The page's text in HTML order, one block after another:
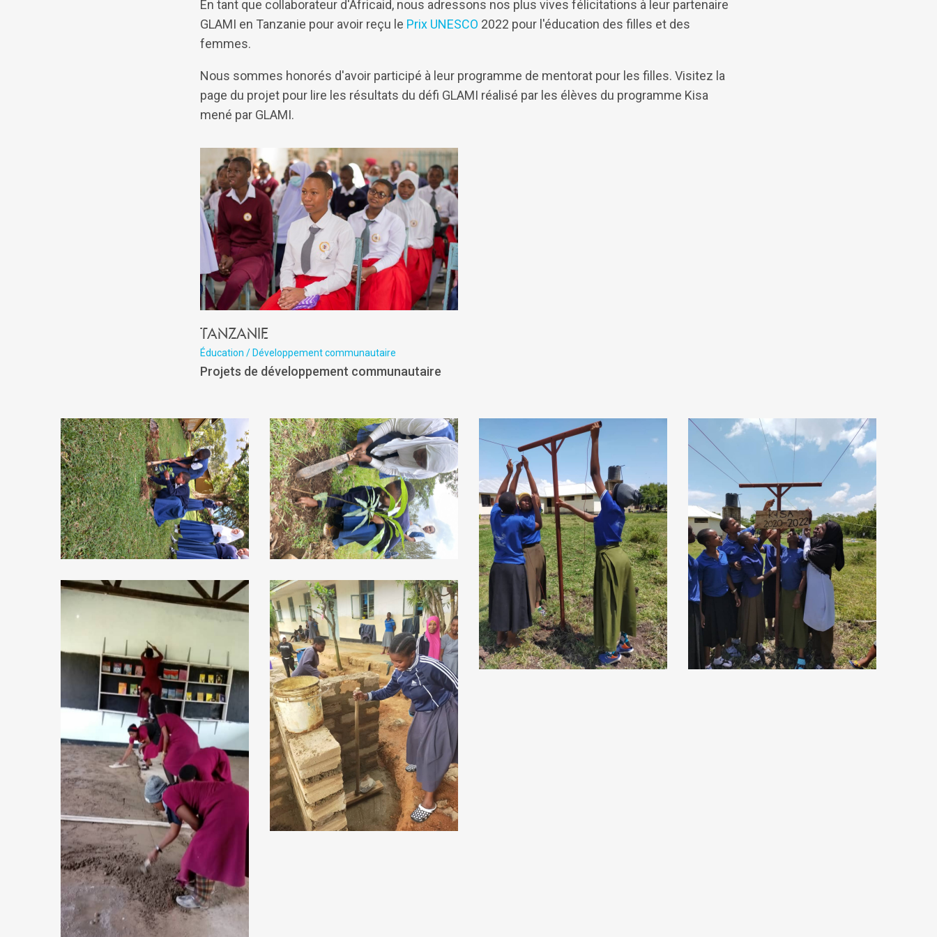
En tant que collaborateur d'Africaid, nous adressons nos plus vives félicitations à leur partenaire
GLAMI en Tanzanie pour avoir reçu le Prix UNESCO 2022 pour l'éducation des filles et des
femmes.
Nous sommes honorés d'avoir participé à leur programme de mentorat pour les filles. Visitez la
page du projet pour lire les résultats du défi GLAMI réalisé par les élèves du programme Kisa
mené par GLAMI.
Tanzanie
Éducation / Développement communautaire
Projets de développement communautaire